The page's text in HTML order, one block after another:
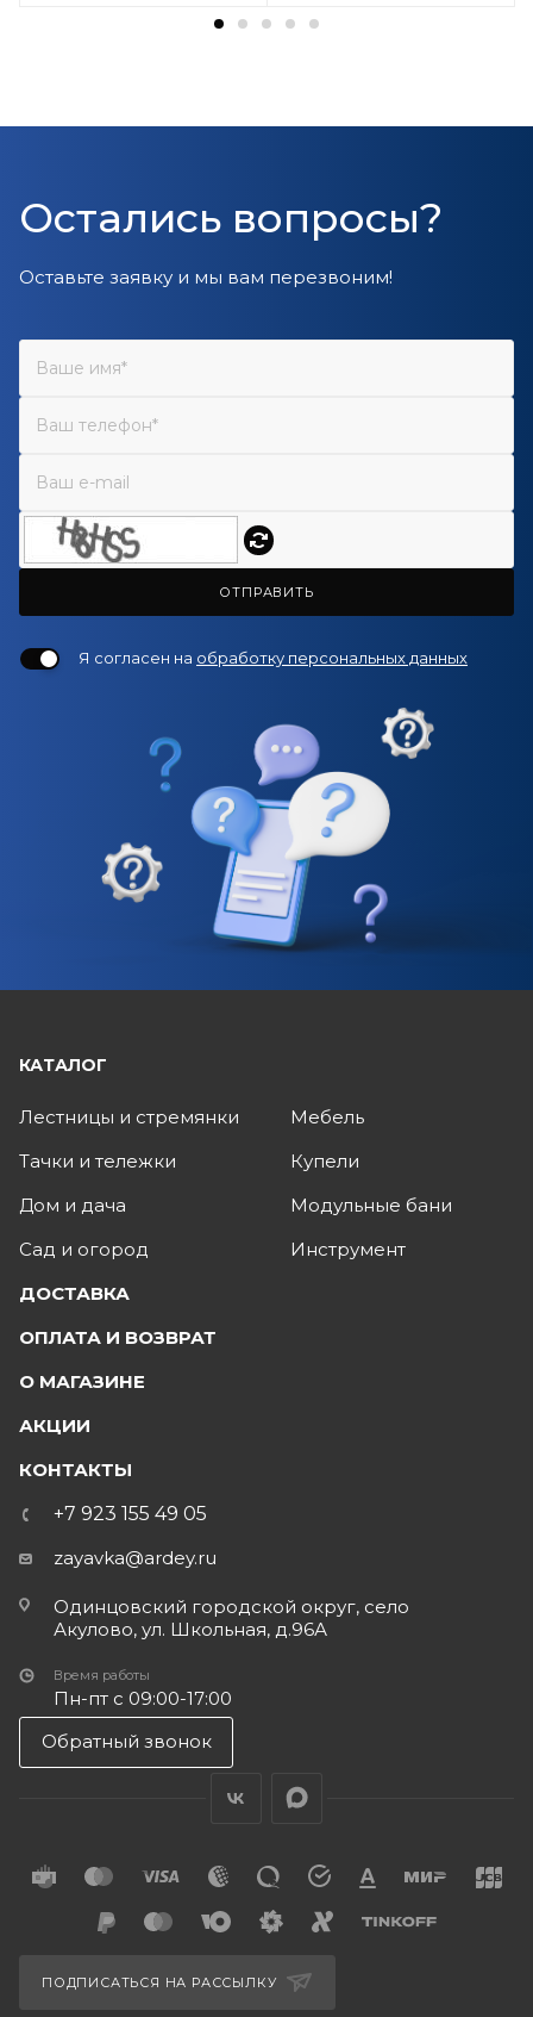
Остались вопросы?
Оставьте заявку и мы вам перезвоним!
ОТПРАВИТЬ
Я согласен на обработку персональных данных
КАТАЛОГ
Лестницы и стремянки
Тачки и тележки
Дом и дача
Сад и огород
Мебель
Купели
Модульные бани
Инструмент
ДОСТАВКА
ОПЛАТА И ВОЗВРАТ
О МАГАЗИНЕ
АКЦИИ
КОНТАКТЫ
+7 923 155 49 05
zayavka@ardey.ru
Одинцовский городской округ, село
Акулово, ул. Школьная, д.96А
Время работы
Пн-пт с 09:00-17:00
Обратный звонок
ПОДПИСАТЬСЯ НА РАССЫЛКУ